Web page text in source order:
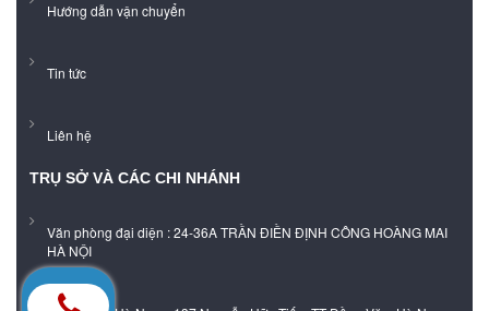
Hướng dẫn vận chuyển
Tin tức
Liên hệ
TRỤ SỞ VÀ CÁC CHI NHÁNH
Văn phòng đại diện : 24-36A TRẦN ĐIỀN ĐỊNH CÔNG HOÀNG MAI
HÀ NỘI